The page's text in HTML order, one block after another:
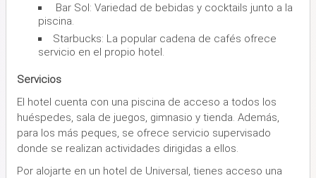
Bar Sol: Variedad de bebidas y cocktails junto a la
piscina.
Starbucks: La popular cadena de cafés ofrece
servicio en el propio hotel.
Servicios
El hotel cuenta con una piscina de acceso a todos los
huéspedes, sala de juegos, gimnasio y tienda. Además,
para los más peques, se ofrece servicio supervisado
donde se realizan actividades dirigidas a ellos.
Por alojarte en un hotel de Universal, tienes acceso una